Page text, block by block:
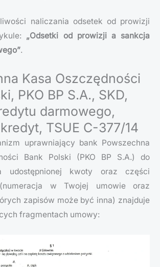
naliczania odsetek od prowizji
„Odsetki od prowizji a sankcja
.
Kasa Oszczędności
PKO BP S.A., SKD,
darmowego,
TSUE C-377/14
uprawniający bank Powszechna
Bank Polski (PKO BP S.A.) do
udostępnionej kwoty oraz części
w Twojej umowie oraz
zapisów może być inna) znajduje
fragmentach umowy: